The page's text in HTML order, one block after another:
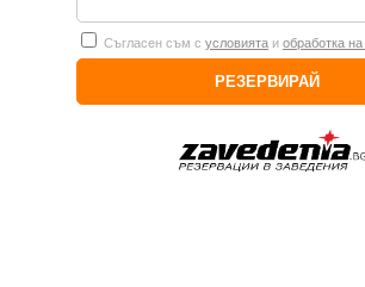
Съгласен съм с условията и обработка